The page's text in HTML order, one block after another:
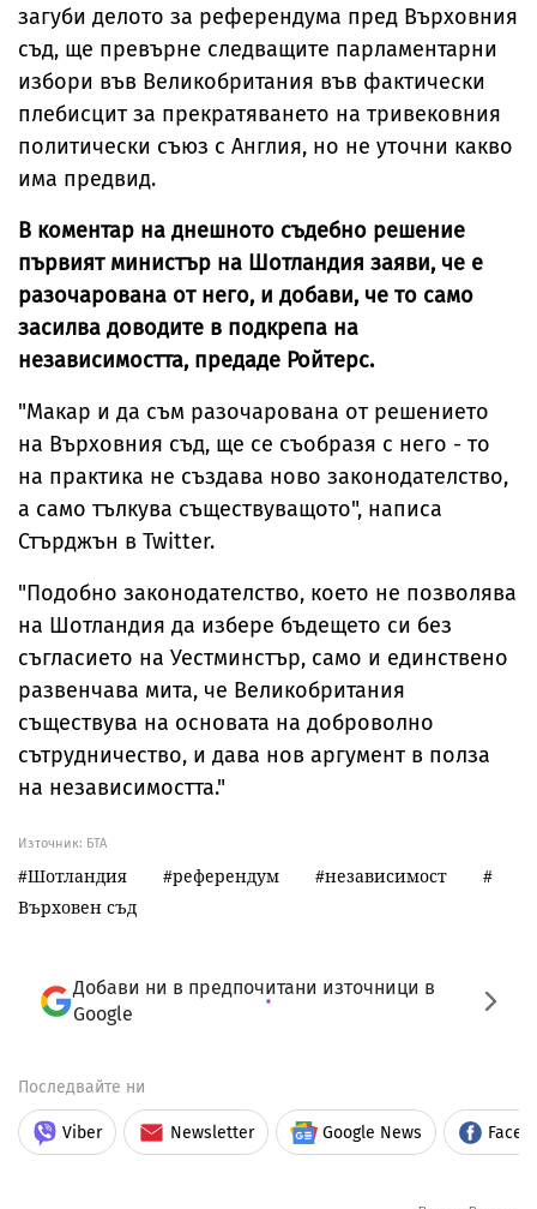
загуби делото за референдума пред Върховния
съд, ще превърне следващите парламентарни
избори във Великобритания във фактически
плебисцит за прекратяването на тривековния
политически съюз с Англия, но не уточни какво
има предвид.
В коментар на днешното съдебно решение
първият министър на Шотландия заяви, че е
разочарована от него, и добави, че то само
засилва доводите в подкрепа на
независимостта, предаде Ройтерс.
"Макар и да съм разочарована от решението
на Върховния съд, ще се съобразя с него - то
на практика не създава ново законодателство,
а само тълкува съществуващото", написа
Стърджън в Twitter.
"Подобно законодателство, което не позволява
на Шотландия да избере бъдещето си без
съгласието на Уестминстър, само и единствено
развенчава мита, че Великобритания
съществува на основата на доброволно
сътрудничество, и дава нов аргумент в полза
на независимостта."
Източник: БТА
Шотландия референдум
независимост
Върховен съд
Добави ни в предпочитани източници в
Google
Последвайте ни
Viber Newsletter Google News